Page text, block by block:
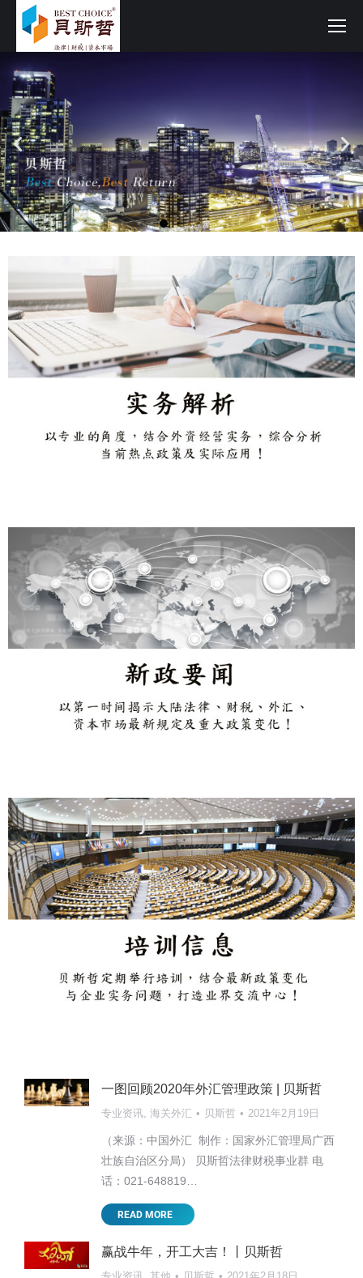
一图回顾2020年外汇管理政策 | 贝斯哲
专业资讯, 海关外汇 贝斯哲 2021年2月19日
（来源：中国外汇 制作：国家外汇管理局广西
壮族自治区分局） 贝斯哲法律财税事业群 电
话：021-648819…
READ MORE
赢战牛年，开工大吉！丨贝斯哲